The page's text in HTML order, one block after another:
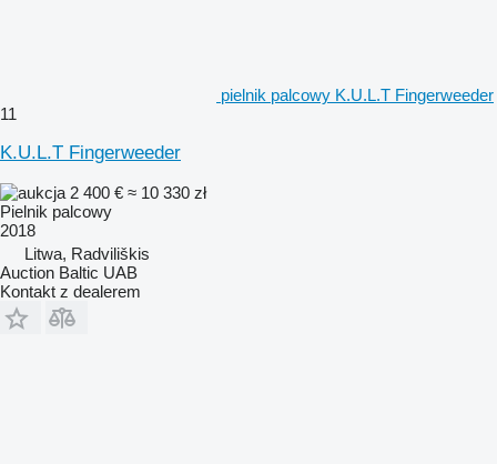
pielnik palcowy K.U.L.T Fingerweeder
11
K.U.L.T Fingerweeder
2 400 € ≈ 10 330 zł
Pielnik palcowy
2018
Litwa, Radviliškis
Auction Baltic UAB
Kontakt z dealerem